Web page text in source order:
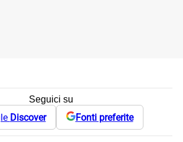
Seguici su
Discover Fonti preferite